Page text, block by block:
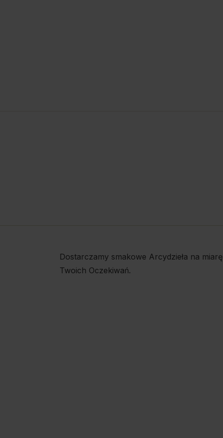
Dostarczamy smakowe Arcydzieła na miarę
Twoich Oczekiwań.